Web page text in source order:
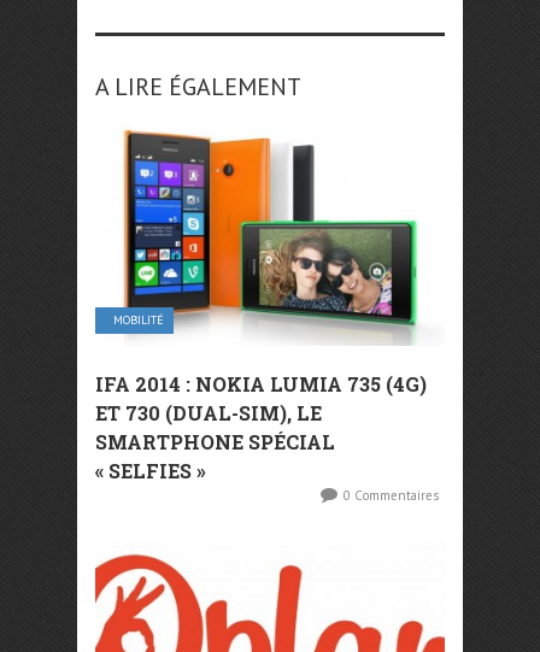
A LIRE ÉGALEMENT
MOBILITÉ
IFA 2014 : NOKIA LUMIA 735 (4G)
ET 730 (DUAL-SIM), LE
SMARTPHONE SPÉCIAL
« SELFIES »
0 Commentaires